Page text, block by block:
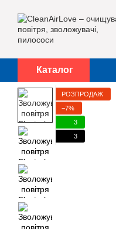
Каталог
РОЗПРОДАЖ
−7%
3
3